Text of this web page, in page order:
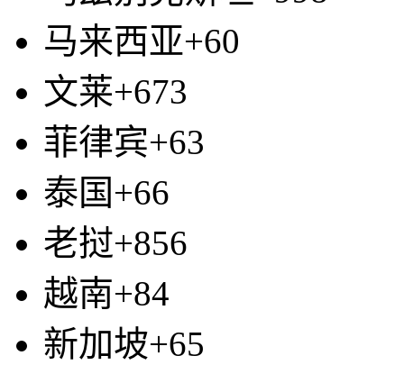
马来西亚+60
文莱+673
菲律宾+63
泰国+66
老挝+856
越南+84
新加坡+65